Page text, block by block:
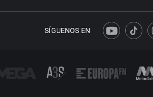
SÍGUENOS EN